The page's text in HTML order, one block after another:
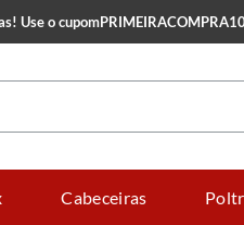
Use o cupom
Cabeceiras